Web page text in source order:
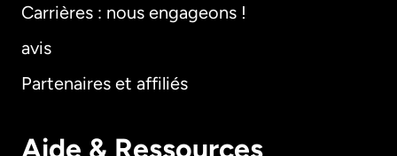
Carrières : nous engageons !
avis
Partenaires et affiliés
Aide & Ressources